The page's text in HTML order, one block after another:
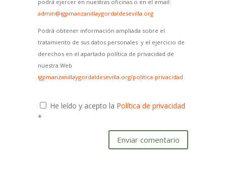
podrá ejercer en nuestras oficinas o en el email:
admin@igpmanzanillaygordaldesevilla.org
Podrá obtener información ampliada sobre el
tratamiento de sus datos personales y el ejercicio de
derechos en el apartado política de privacidad de
nuestra Web
igpmanzanillaygordaldesevilla.org/politica-privacidad
He leído y acepto la Política de privacidad
*
Enviar comentario